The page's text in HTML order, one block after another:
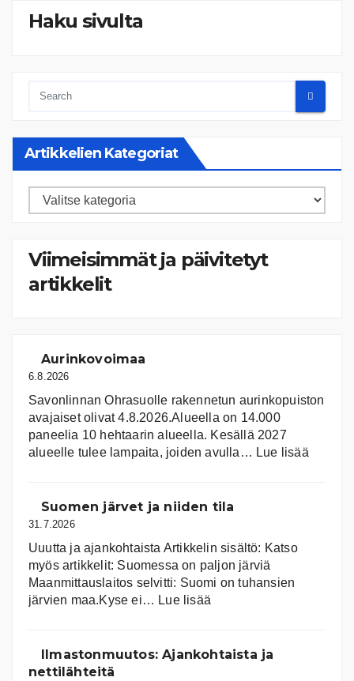
Haku sivulta
Artikkelien Kategoriat
Artikkelien
Viimeisimmät ja päivitetyt
artikkelit
Aurinkovoimaa
6.8.2026
Savonlinnan Ohrasuolle rakennetun aurinkopuiston
avajaiset olivat 4.8.2026.Alueella on 14.000
paneelia 10 hehtaarin alueella. Kesällä 2027
alueelle tulee lampaita, joiden avulla… Lue lisää:
Suomen järvet ja niiden tila
31.7.2026
Uuutta ja ajankohtaista Artikkelin sisältö: Katso
myös artikkelit: Suomessa on pal­jon jär­viä
Maanmittauslaitos selvitti: Suomi on tuhansien
järvien maa.Kyse ei… Lue lisää
ja
Ilmastonmuutos: Ajankohtaista ja
nettilähteitä